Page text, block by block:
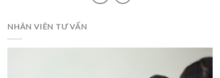
NHÂN VIÊN TƯ VẤN